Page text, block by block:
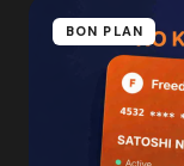
BON PLAN